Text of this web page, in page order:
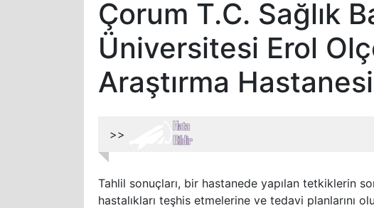
Çorum T.C. Sağlık
Üniversitesi Erol
Araştırma Hastanesi
>>
Tahlil sonuçları, bir hastanede yapılan tetkiklerin
hastalıkları teşhis etmelerine ve tedavi planlarını